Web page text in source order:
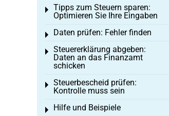
Tipps zum Steuern sparen:
Optimieren Sie Ihre Eingaben
Toggle menu
Daten prüfen: Fehler finden
Toggle menu
Steuererklärung abgeben:
Daten an das Finanzamt
schicken
Toggle menu
Steuerbescheid prüfen:
Kontrolle muss sein
Toggle menu
Hilfe und Beispiele
Toggle menu